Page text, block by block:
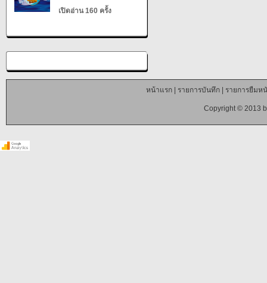
เปิดอ่าน 160 ครั้ง
หน้าแรก| รายการบันทึก| รายการยืมห
Copyright © 2013